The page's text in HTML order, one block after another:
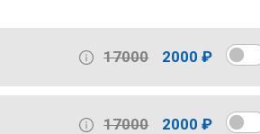
17000 2000 ₽
17000 2000 ₽